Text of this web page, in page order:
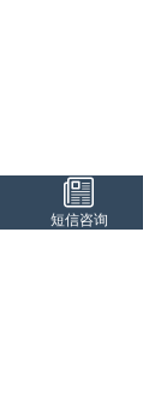
短信咨询